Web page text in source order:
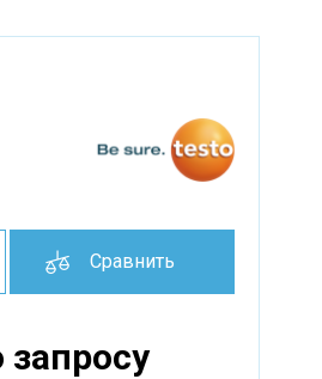
Сравнить